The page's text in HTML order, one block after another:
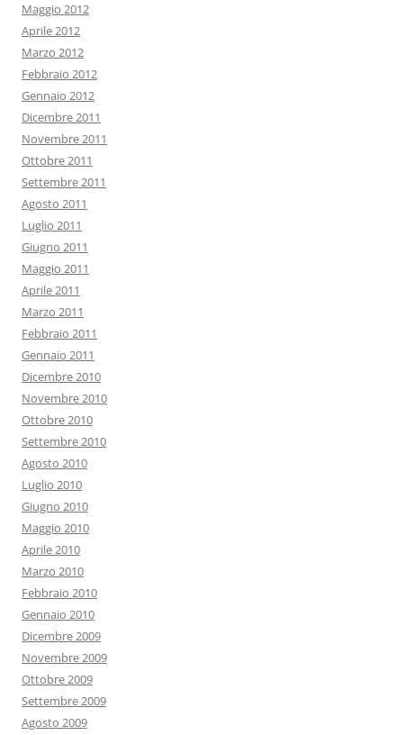
Maggio 2012
Aprile 2012
Marzo 2012
Febbraio 2012
Gennaio 2012
Dicembre 2011
Novembre 2011
Ottobre 2011
Settembre 2011
Agosto 2011
Luglio 2011
Giugno 2011
Maggio 2011
Aprile 2011
Marzo 2011
Febbraio 2011
Gennaio 2011
Dicembre 2010
Novembre 2010
Ottobre 2010
Settembre 2010
Agosto 2010
Luglio 2010
Giugno 2010
Maggio 2010
Aprile 2010
Marzo 2010
Febbraio 2010
Gennaio 2010
Dicembre 2009
Novembre 2009
Ottobre 2009
Settembre 2009
Agosto 2009